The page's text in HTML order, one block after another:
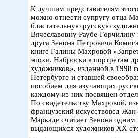
К лучшим представителям
можно отнести супругу отца
блистательную русскую
Вячеславовну Раубе-
друга Зенона Петровича
книге Галины Махровой
эпохи. Наброски к портретам
художников», изданной в 1998
Петербурге и ставшей
пособием для изучающих
каждому из них посвящен
По свидетельству Махровой,
французский искусствовед
Маркаде считает Зенона одним
выдающихся художников XX